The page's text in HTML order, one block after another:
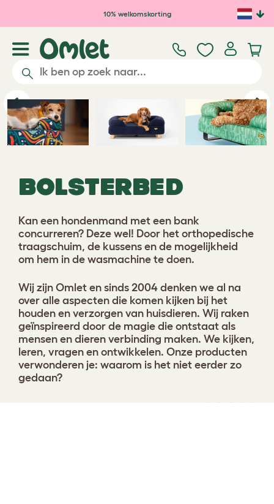
Ga naar de hoofdinhoud
10% welkomskorting
Previous
BOLSTERBED
Kan een hondenmand met een bank
concurreren? Deze wel! Door het orthopedische
traagschuim, de kussens en de mogelijkheid
om hem in de wasmachine te doen.
Wij zijn Omlet en sinds 2004 denken we al na
over alle aspecten die komen kijken bij het
houden en verzorgen van huisdieren. Wij raken
geïnspireerd door de magie die ontstaat als
mensen en dieren verbinding maken. We kijken,
leren, vragen en ontwikkelen. Onze producten
verwonderen je: waarom is het niet eerder zo
gedaan?